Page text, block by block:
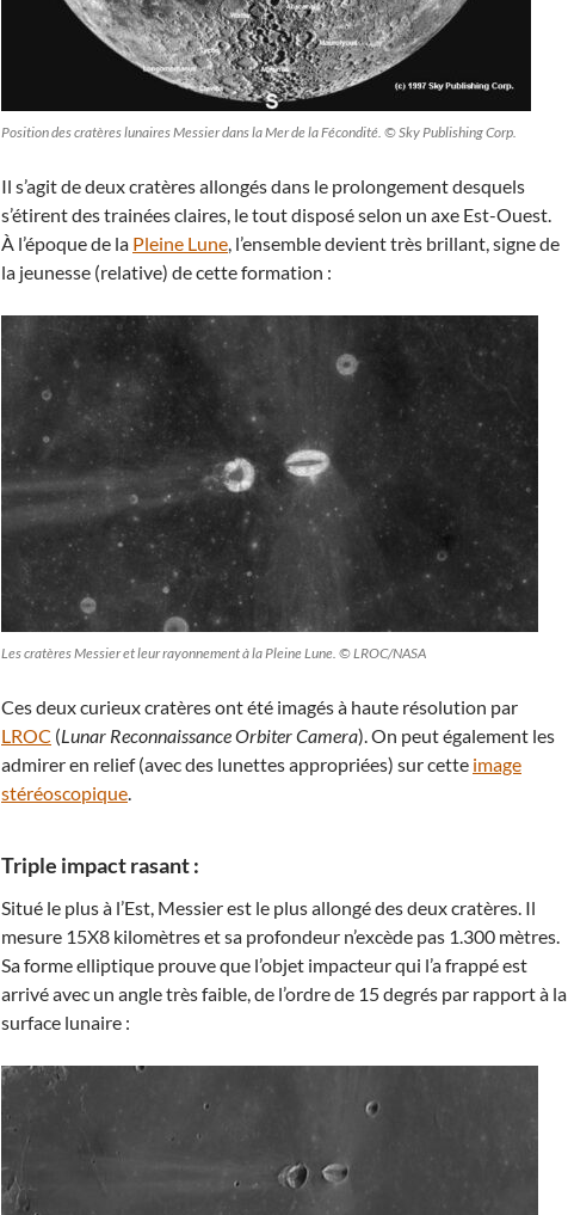
Position des cratères lunaires Messier dans la Mer de la Fécondité. © Sky Publishing Corp.
Il s’agit de deux cratères allongés dans le prolongement desquels
s’étirent des trainées claires, le tout disposé selon un axe Est-Ouest.
À l’époque de la Pleine Lune, l’ensemble devient très brillant, signe de
la jeunesse (relative) de cette formation :
Les cratères Messier et leur rayonnement à la Pleine Lune. © LROC/NASA
Ces deux curieux cratères ont été imagés à haute résolution par
LROC (Lunar Reconnaissance Orbiter Camera). On peut également les
admirer en relief (avec des lunettes appropriées) sur cette image
stéréoscopique.
Triple impact rasant :
Situé le plus à l’Est, Messier est le plus allongé des deux cratères. Il
mesure 15X8 kilomètres et sa profondeur n’excède pas 1.300 mètres.
Sa forme elliptique prouve que l’objet impacteur qui l’a frappé est
arrivé avec un angle très faible, de l’ordre de 15 degrés par rapport à la
surface lunaire :